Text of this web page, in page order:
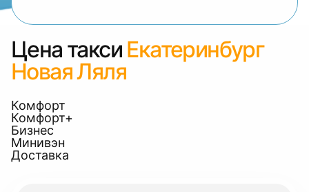
Цена такси Екатеринбург
Новая Ляля
Комфорт
Комфорт+
Бизнес
Минивэн
Доставка